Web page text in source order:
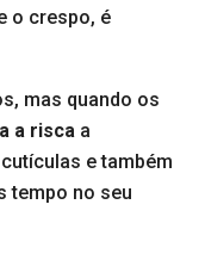
o crespo, é
mas quando os
a risca a
e também
tempo no seu